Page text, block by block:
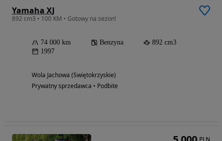
Yamaha XJ
892 cm3 • 100 KM • Gotowy na sezon!
74 000 km Benzyna
892 cm3
1997
Wola Jachowa (Świętokrzyskie)
Prywatny sprzedawca • Podbite